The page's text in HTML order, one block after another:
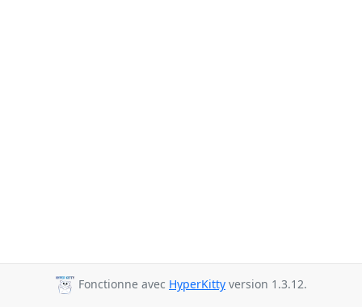
Fonctionne avec HyperKitty version 1.3.12.